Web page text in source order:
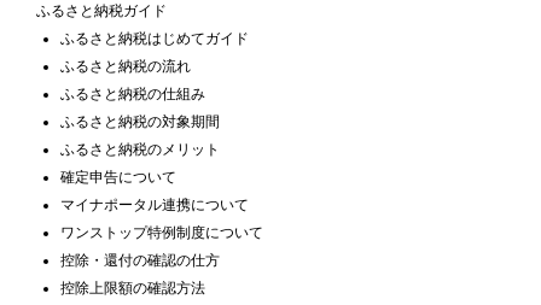
ふるさと納税ガイド
ふるさと納税はじめてガイド
ふるさと納税の流れ
ふるさと納税の仕組み
ふるさと納税の対象期間
ふるさと納税のメリット
確定申告について
マイナポータル連携について
ワンストップ特例制度について
控除・還付の確認の仕方
控除上限額の確認方法